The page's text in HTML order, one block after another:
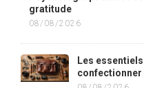
gratitude
08/08/2026
Les
confectionner